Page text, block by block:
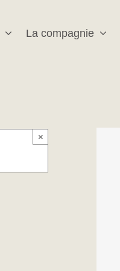
La compagnie
×